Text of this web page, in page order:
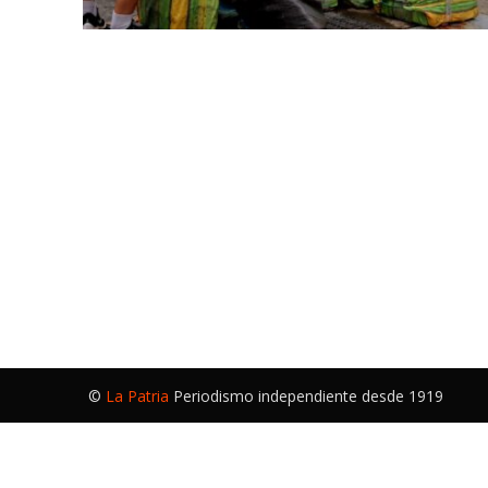
© La Patria Periodismo independiente desde 1919